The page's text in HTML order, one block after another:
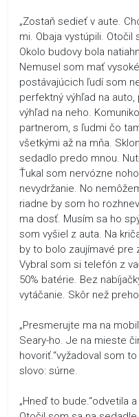
„Zostaň sedieť v aute.
mi. Obaja vystúpili.
Okolo budovy bola
Nemusel som mať
postávajúcich ľudí som
perfektný výhľad na
výhľad na neho.
partnerom, s ľudmi čo
všetkými až na mňa.
sedadlo predo mnou.
Ťukal som nervózne
nevydržanie. No
riadne by som ho
ma dosť. Musím sa ho
som vyšiel z auta. Na
by to bolo zaujímavé pre
Vybral som si telefón z
50% batérie. Bez
vytáčanie. Skôr než
„Presmerujte ma na
Seary-ho. Je na mieste
hovoriť.“vyžadoval som
slovo: súrne.
„Hneď to bude.“odvetila